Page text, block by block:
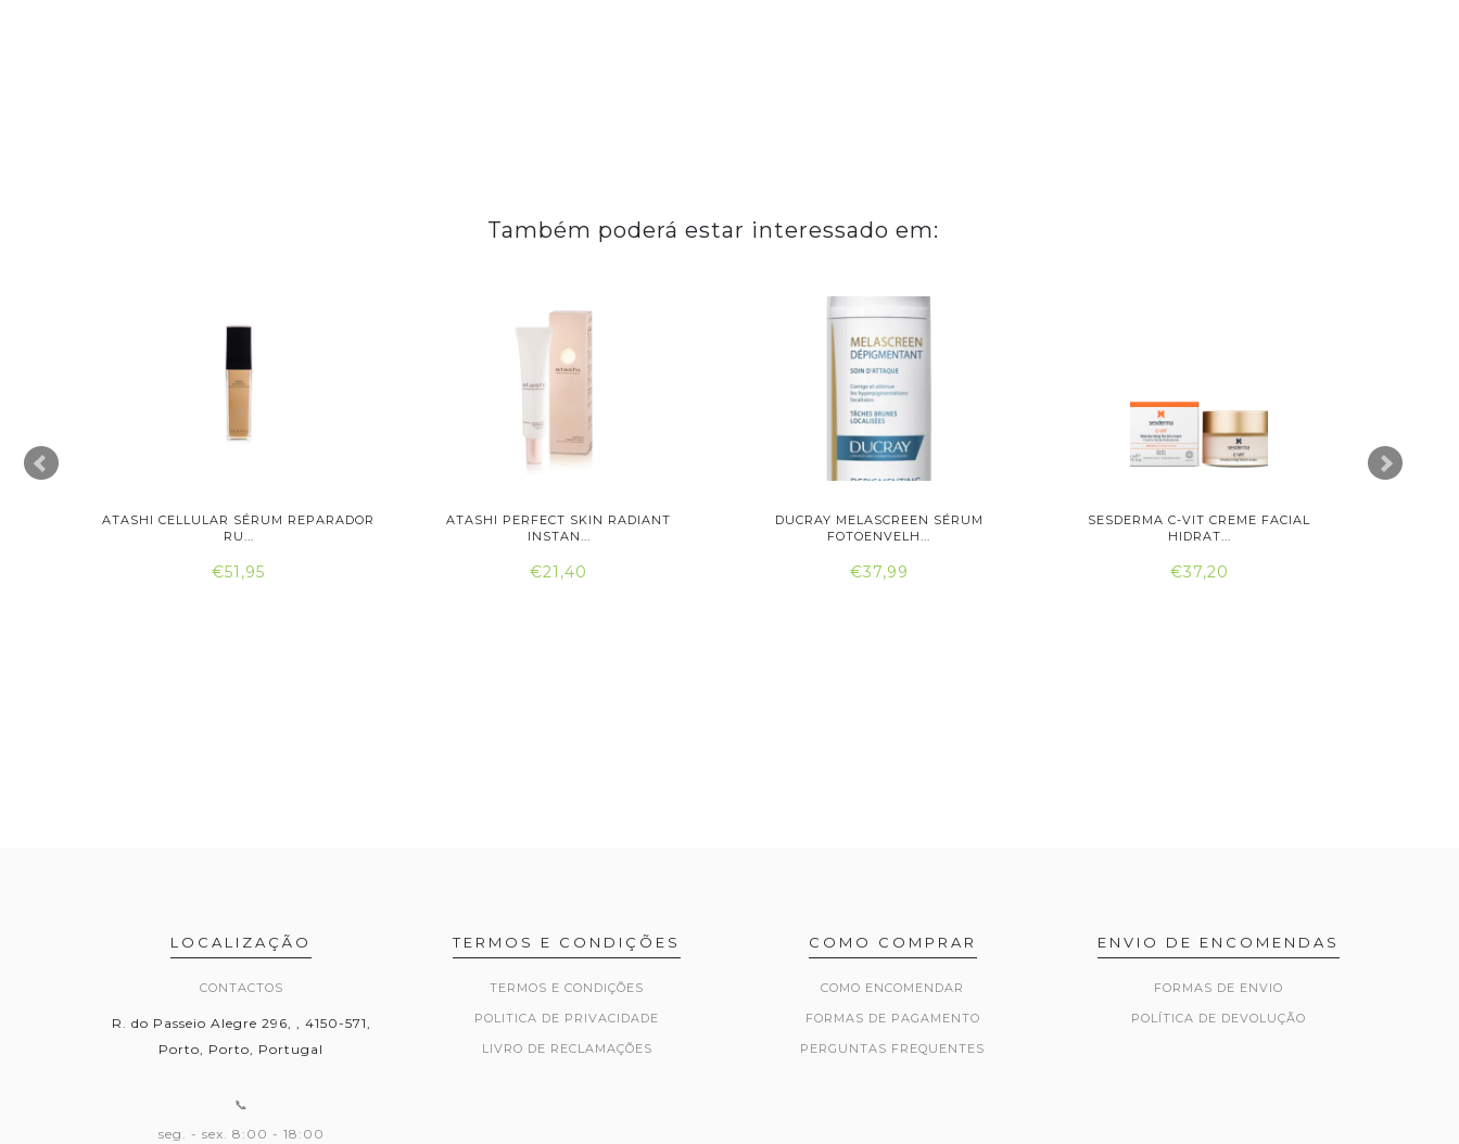
Também poderá estar interessado em:
ATASHI CELLULAR SÉRUM REPARADOR
RU...
€51,95
ATASHI PERFECT SKIN RADIANT
INSTAN...
€21,40
DUCRAY MELASCREEN SÉRUM
FOTOENVELH...
€37,99
SESDERMA C-VIT CREME FACIAL
HIDRAT...
€37,20
LOCALIZAÇÃO
CONTACTOS
R. do Passeio Alegre 296, , 4150-571,
Porto, Porto, Portugal
📞
seg. - sex. 8:00 - 18:00
TERMOS E CONDIÇÕES
TERMOS E CONDIÇÕES
POLITICA DE PRIVACIDADE
LIVRO DE RECLAMAÇÕES
COMO COMPRAR
COMO ENCOMENDAR
FORMAS DE PAGAMENTO
PERGUNTAS FREQUENTES
ENVIO DE ENCOMENDAS
FORMAS DE ENVIO
POLÍTICA DE DEVOLUÇÃO